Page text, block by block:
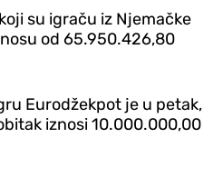
su igraču iz Njemačke
od 65.950.426,80
Eurodžekpot je u petak,
iznosi 10.000.000,00